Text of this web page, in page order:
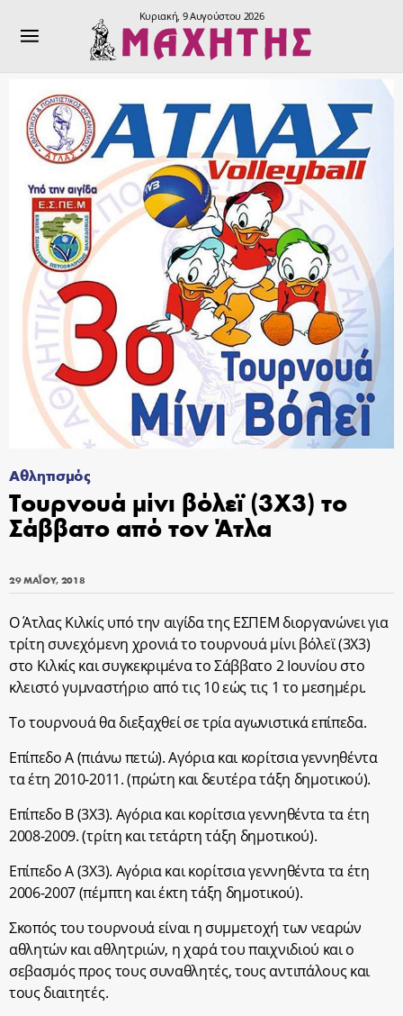
Κυριακή, 9 Αυγούστου 2026
Αθλητισμός
Τουρνουά μίνι βόλεϊ (3X3) το
Σάββατο από τον Άτλα
29 ΜΑΪ́ΟΥ, 2018
Ο Άτλας Κιλκίς υπό την αιγίδα της ΕΣΠΕΜ διοργανώνει για
τρίτη συνεχόμενη χρονιά το τουρνουά μίνι βόλεϊ (3X3)
στο Κιλκίς και συγκεκριμένα το Σάββατο 2 Ιουνίου στο
κλειστό γυμναστήριο από τις 10 εώς τις 1 το μεσημέρι.
Το τουρνουά θα διεξαχθεί σε τρία αγωνιστικά επίπεδα.
Επίπεδο Α (πιάνω πετώ). Αγόρια και κορίτσια γεννηθέντα
τα έτη 2010-2011. (πρώτη και δευτέρα τάξη δημοτικού).
Επίπεδο Β (3Χ3). Αγόρια και κορίτσια γεννηθέντα τα έτη
2008-2009. (τρίτη και τετάρτη τάξη δημοτικού).
Επίπεδο Α (3Χ3). Αγόρια και κορίτσια γεννηθέντα τα έτη
2006-2007 (πέμπτη και έκτη τάξη δημοτικού).
Σκοπός του τουρνουά είναι η συμμετοχή των νεαρών
αθλητών και αθλητριών, η χαρά του παιχνιδιού και ο
σεβασμός προς τους συναθλητές, τους αντιπάλους και
τους διαιτητές.